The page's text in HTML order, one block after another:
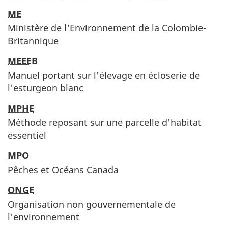
ME
Ministère de l'Environnement de la Colombie-
Britannique
MEEEB
Manuel portant sur l'élevage en écloserie de
l'esturgeon blanc
MPHE
Méthode reposant sur une parcelle d'habitat
essentiel
MPO
Pêches et Océans Canada
ONGE
Organisation non gouvernementale de
l'environnement